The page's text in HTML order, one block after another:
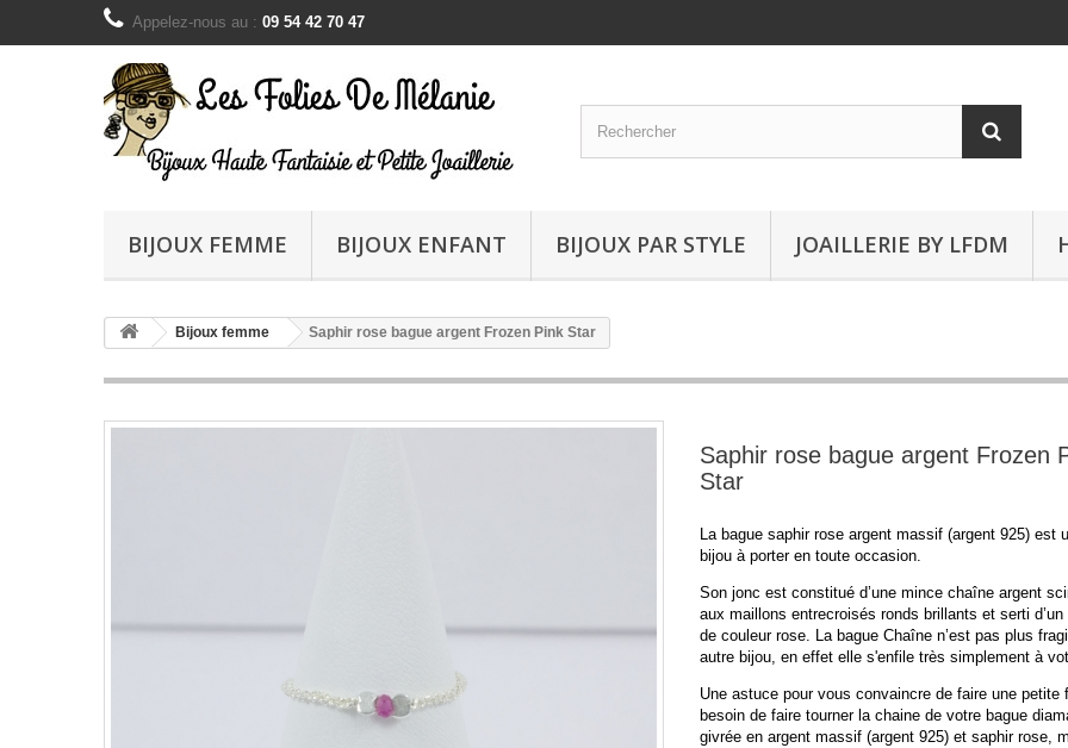
Appelez-nous au : 09 54 42 70 47
BIJOUX FEMME BIJOUX ENFANT BIJOUX PAR STYLE JOAILLERIE BY LFDM
Bijoux femme Saphir rose bague argent Frozen Pink Star
Saphir rose bague argent Frozen
Star
La bague saphir rose argent massif (argent 925) est
bijou à porter en toute occasion.
Son jonc est constitué d’une mince chaîne argent
aux maillons entrecroisés ronds brillants et serti d’un
de couleur rose. La bague Chaîne n’est pas plus
autre bijou, en effet elle s'enfile très simplement à
Une astuce pour vous convaincre de faire une petite
besoin de faire tourner la chaine de votre bague
givrée en argent massif (argent 925) et saphir rose,